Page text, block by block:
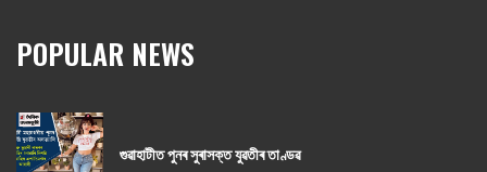
POPULAR NEWS
গুৱাহাটীত পুনৰ সুৰাসক্ত যুৱতীৰ তাণ্ডৱ